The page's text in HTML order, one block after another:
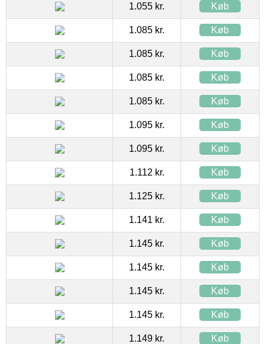
1.055 kr. Køb
1.085 kr. Køb
1.085 kr. Køb
1.085 kr. Køb
1.085 kr. Køb
1.095 kr. Køb
1.095 kr. Køb
1.112 kr. Køb
1.125 kr. Køb
1.141 kr. Køb
1.145 kr. Køb
1.145 kr. Køb
1.145 kr. Køb
1.145 kr. Køb
1.149 kr. Køb